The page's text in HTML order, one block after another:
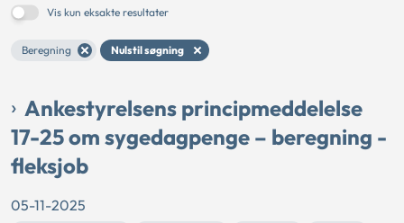
Vis kun eksakte resultater
Beregning Nulstil søgning
Ankestyrelsens principmeddelelse
17-25 om sygedagpenge – beregning -
fleksjob
05-11-2025